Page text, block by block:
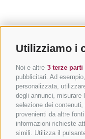
Utilizziamo i
Noi e altre 3 terze parti
pubblicitari. Ad
personalizzata,
degli annunci,
selezione dei
provenienti da altre
informazioni richieste
simili. Utilizza il